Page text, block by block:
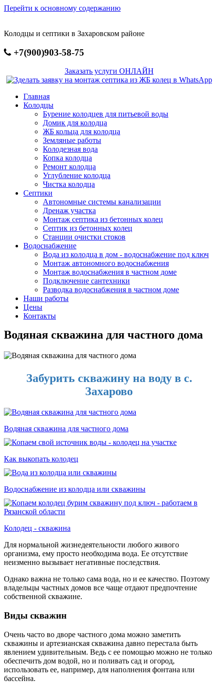
Перейти к основному содержанию
Колодцы и септики в Захаровском районе
+7(900)903-58-75
Заказать услуги ОНЛАЙН
Главная
Колодцы
Бурение колодцев для питьевой воды
Домик для колодца
ЖБ кольца для колодца
Земляные работы
Колодезная вода
Копка колодца
Ремонт колодца
Углубление колодца
Чистка колодца
Септики
Автономные системы канализации
Дренаж участка
Монтаж септика из бетонных колец
Септик из бетонных колец
Станции очистки стоков
Водоснабжение
Вода из колодца в дом - водоснабжение под ключ
Монтаж автономного водоснабжения
Монтаж водоснабжения в частном доме
Подключение сантехники
Разводка водоснабжения в частном доме
Наши работы
Цены
Контакты
Водяная скважина для частного дома
Забурить скважину на воду в с.
Захарово
Водяная скважина для частного дома
Как выкопать колодец
Водоснабжение из колодца или скважины
Колодец - скважина
Для нормальной жизнедеятельности любого живого
организма, ему просто необходима вода. Ее отсутствие
неизменно вызывает негативные последствия.
Однако важна не только сама вода, но и ее качество. Поэтому
владельцы частных домов все чаще отдают предпочтение
собственной скважине.
Виды скважин
Очень часто во дворе частного дома можно заметить
скважины и артезианская скважина давно перестала быть
явлением удивительным. Ведь с ее помощью можно не только
обеспечить дом водой, но и поливать сад и огород,
использовать ее, например, для наполнения фонтана или
бассейна.